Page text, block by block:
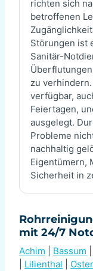
richten sich
betroffenen
Störungen ist
Sanitär-
zu
verfügbar,
Feiertagen,
ausgelegt.
Probleme
nachhaltig
Eigentümern,
Sicherheit in
mit 24/7
Achim Bassum
Lilienthal